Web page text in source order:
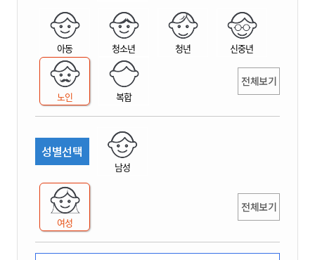
아동 청소년 청년 신중년
노인 복합
전체보기
성별선택
남성
여성
전체보기